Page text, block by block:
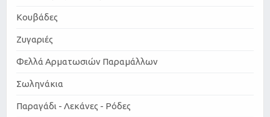
Κουβάδες
Ζυγαριές
Φελλά Αρματωσιών Παραμάλλων
Σωληνάκια
Παραγάδι - Λεκάνες - Ρόδες